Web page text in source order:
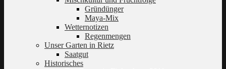
Gründünger
Maya-Mix
Wetternotizen
Regenmengen
Unser Garten in Rietz
Saatgut
Historisches